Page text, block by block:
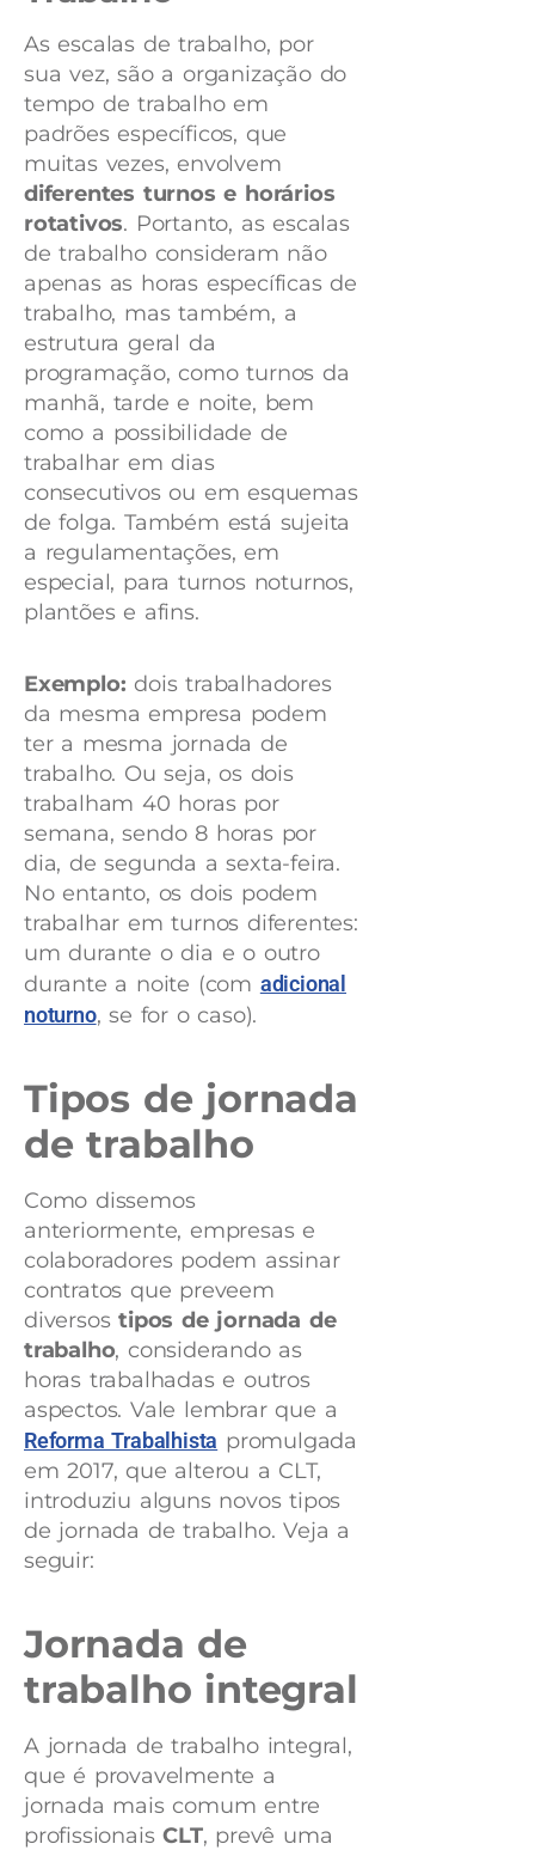
As escalas de trabalho, por
sua vez, são a organização do
tempo de trabalho em
padrões específicos, que
muitas vezes, envolvem
diferentes turnos e horários
rotativos. Portanto, as escalas
de trabalho consideram não
apenas as horas específicas de
trabalho, mas também, a
estrutura geral da
programação, como turnos da
manhã, tarde e noite, bem
como a possibilidade de
trabalhar em dias
consecutivos ou em esquemas
de folga. Também está sujeita
a regulamentações, em
especial, para turnos noturnos,
plantões e afins.
Exemplo: dois trabalhadores
da mesma empresa podem
ter a mesma jornada de
trabalho. Ou seja, os dois
trabalham 40 horas por
semana, sendo 8 horas por
dia, de segunda a sexta-feira.
No entanto, os dois podem
trabalhar em turnos diferentes:
um durante o dia e o outro
durante a noite (com adicional
noturno, se for o caso).
Tipos de jornada
de trabalho
Como dissemos
anteriormente, empresas e
colaboradores podem assinar
contratos que preveem
diversostipos de jornada de
trabalho, considerando as
horas trabalhadas e outros
aspectos. Vale lembrar que a
Reforma Trabalhista promulgada
em 2017, que alterou a CLT,
introduziu alguns novos tipos
de jornada de trabalho. Veja a
seguir:
Jornada de
trabalho integral
A jornada de trabalho integral,
que é provavelmente a
jornada mais comum entre
profissionaisCLT, prevê uma